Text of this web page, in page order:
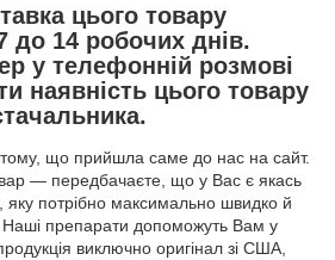
цього товару
до 14 робочих днів.
у телефонній розмові
наявність цього товару
що прийшла саме до нас на сайт.
— передбачаєте, що у Вас є якась
яку потрібно максимально швидко й
Наші препарати допоможуть Вам у
виключно оригінал зі США,